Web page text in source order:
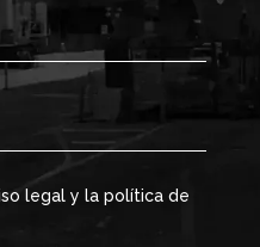
legal y la política de